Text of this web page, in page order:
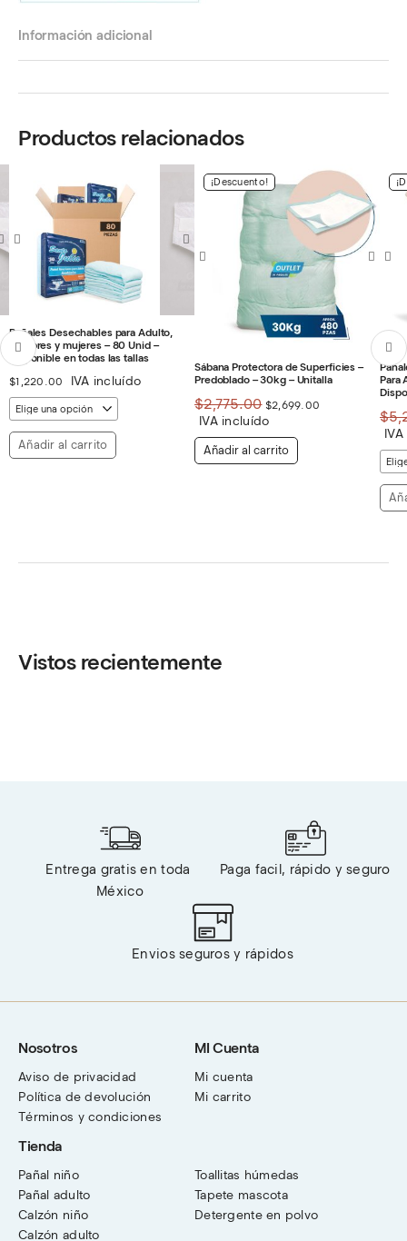
Información adicional
Productos relacionados
Pañales Desechables para Adulto,
hombres y mujeres – 80 Unid –
Disponible en todas las tallas
$1,220.00 IVA incluído
Añadir al carrito
¡Descuento!
Sábana Protectora de Superficies –
Predoblado – 30kg – Unitalla
$2,775.00 El
precio
original
era:
$2,775.00.
$2,699.00
IVA incluído
Añadir al carrito
Para
$
Vistos recientemente
Entrega gratis en toda
México
Paga facil, rápido y seguro
Envios seguros y rápidos
Nosotros
Aviso de privacidad
Política de devolución
Términos y condiciones
MI Cuenta
Mi cuenta
Mi carrito
Tienda
Pañal niño
Pañal adulto
Calzón niño
Calzón adulto
Toallitas húmedas
Tapete mascota
Detergente en polvo